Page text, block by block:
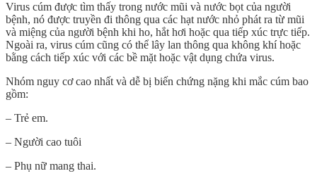
Virus cúm được tìm thấy trong nước mũi và nước bọt của người
bệnh, nó được truyền đi thông qua các hạt nước nhỏ phát ra từ mũi
và miệng của người bệnh khi ho, hắt hơi hoặc qua tiếp xúc trực tiếp.
Ngoài ra, virus cúm cũng có thể lây lan thông qua không khí hoặc
bằng cách tiếp xúc với các bề mặt hoặc vật dụng chứa virus.
Nhóm nguy cơ cao nhất và dễ bị biến chứng nặng khi mắc cúm bao
gồm:
– Trẻ em.
– Người cao tuôi
– Phụ nữ mang thai.